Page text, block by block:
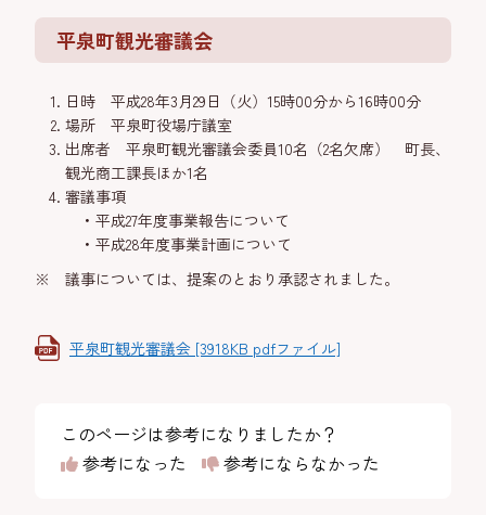
平泉町観光審議会
日時 平成28年3月29日（火）15時00分から16時00分
場所 平泉町役場庁議室
出席者 平泉町観光審議会委員10名（2名欠席） 町長、
観光商工課長ほか1名
審議事項
平成27年度事業報告について
平成28年度事業計画について
※ 議事については、提案のとおり承認されました。
平泉町観光審議会 [3918KB pdfファイル]
このページは参考になりましたか？
参考になった
参考にならなかった